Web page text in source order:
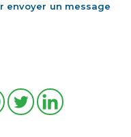
envoyer un message